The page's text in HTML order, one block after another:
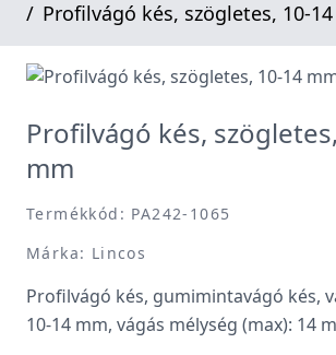
Profilvágó kés, szögletes, 10-
Profilvágó kés,
mm
Termékkód: PA242-1065
Márka: Lincos
Profilvágó kés, gumimintavágó kés,
10-14 mm, vágás mélység (max): 14